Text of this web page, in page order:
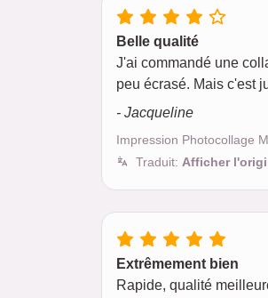
Belle qualité
J'ai commandé une
peu écrasé. Mais c'est
- Jacqueline
Impression Photocollage
Traduit: Afficher
Extrêmement bien
Rapide, qualité